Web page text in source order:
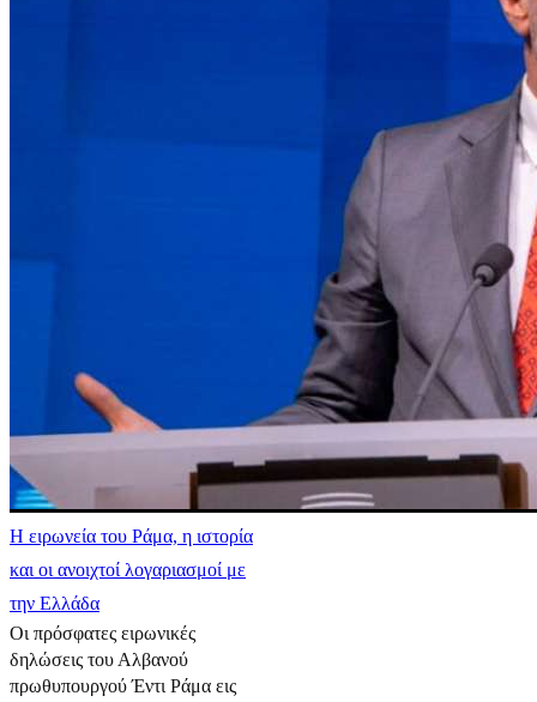
Η ειρωνεία του Ράμα, η ιστορία
και οι ανοιχτοί λογαριασμοί με
την Ελλάδα
Οι πρόσφατες ειρωνικές
δηλώσεις του Αλβανού
πρωθυπουργού Έντι Ράμα εις